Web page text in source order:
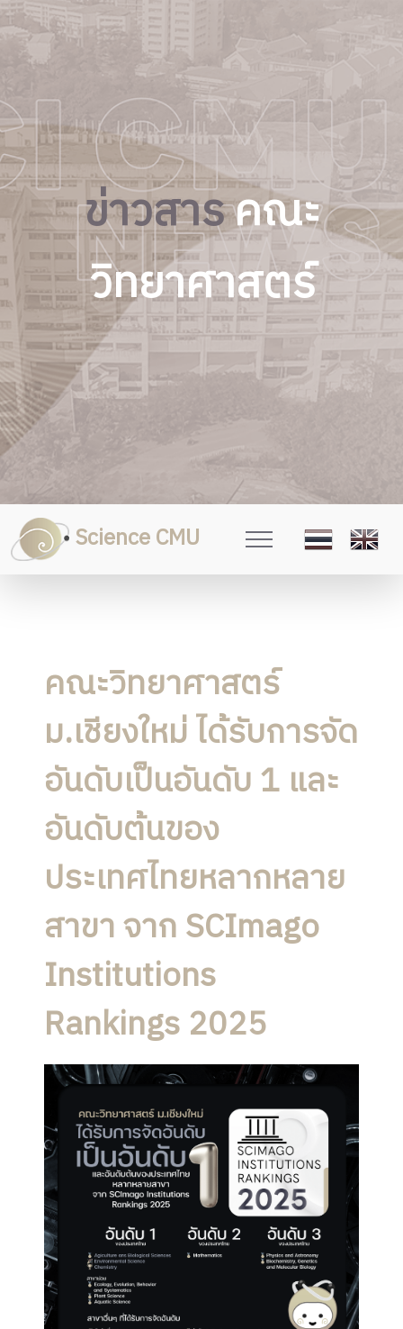
ข่าวสารคณะ
วิทยาศาสตร์
Science CMU
คณะวิทยาศาสตร์
ม.เชียงใหม่ ได้รับการจัด
อันดับเป็นอันดับ 1 และ
อันดับต้นของ
ประเทศไทยหลากหลาย
สาขา จาก SCImago
Institutions
Rankings 2025